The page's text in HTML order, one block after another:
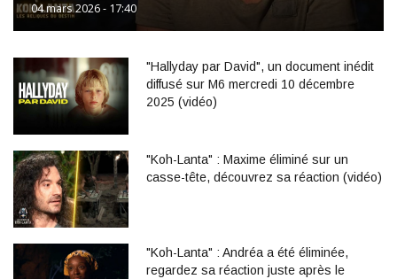
04 mars 2026 - 17:40
"Hallyday par David", un document inédit
diffusé sur M6 mercredi 10 décembre
2025 (vidéo)
"Koh-Lanta" : Maxime éliminé sur un
casse-tête, découvrez sa réaction (vidéo)
"Koh-Lanta" : Andréa a été éliminée,
regardez sa réaction juste après le